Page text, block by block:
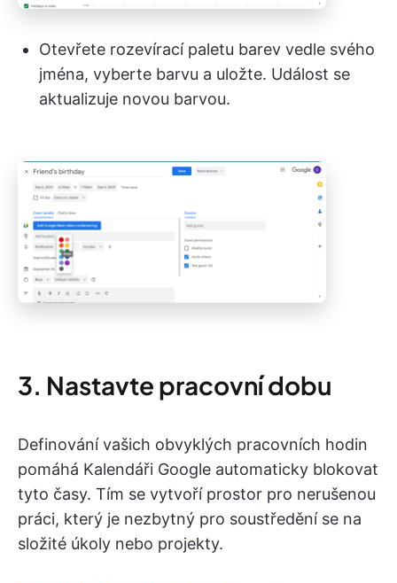
Otevřete rozevírací paletu barev vedle svého
jména, vyberte barvu a uložte. Událost se
aktualizuje novou barvou.
3. Nastavte pracovní dobu
Definování vašich obvyklých pracovních hodin
pomáhá Kalendáři Google automaticky blokovat
tyto časy. Tím se vytvoří prostor pro nerušenou
práci, který je nezbytný pro soustředění se na
složité úkoly nebo projekty.